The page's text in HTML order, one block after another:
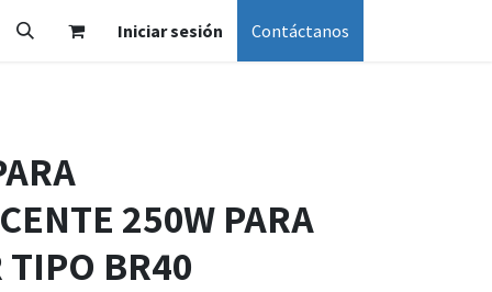
Iniciar sesión Contáctanos
250W PARA
TIPO BR40